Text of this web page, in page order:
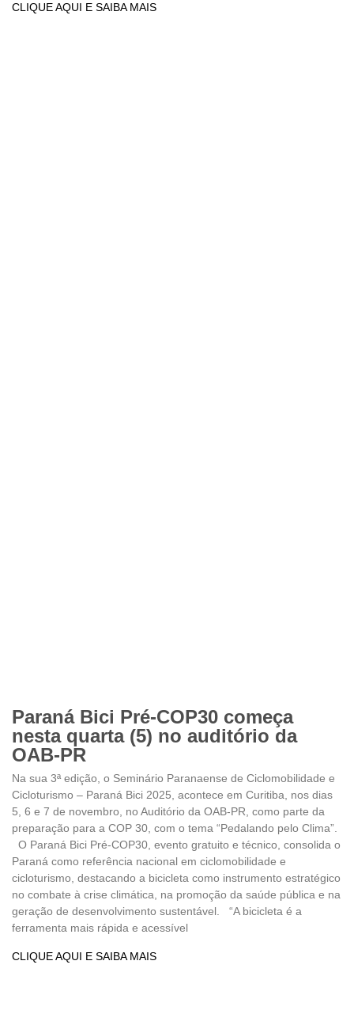
CLIQUE AQUI E SAIBA MAIS
Paraná Bici Pré-COP30 começa
nesta quarta (5) no auditório da
OAB-PR
Na sua 3ª edição, o Seminário Paranaense de Ciclomobilidade e
Cicloturismo – Paraná Bici 2025, acontece em Curitiba, nos dias
5, 6 e 7 de novembro, no Auditório da OAB-PR, como parte da
preparação para a COP 30, com o tema “Pedalando pelo Clima”.
O Paraná Bici Pré-COP30, evento gratuito e técnico, consolida o
Paraná como referência nacional em ciclomobilidade e
cicloturismo, destacando a bicicleta como instrumento estratégico
no combate à crise climática, na promoção da saúde pública e na
geração de desenvolvimento sustentável. “A bicicleta é a
ferramenta mais rápida e acessível
CLIQUE AQUI E SAIBA MAIS